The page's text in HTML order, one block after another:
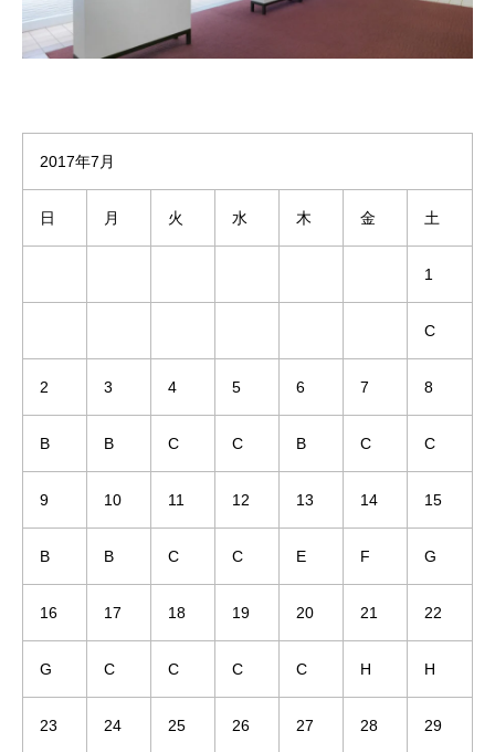
2017年7月
日 月 火 水 木 金 土
1
C
2 3 4 5 6 7 8
B B C C B C C
9 10 11 12 13 14 15
B B C C E F G
16 17 18 19 20 21 22
G C C C C H H
23 24 25 26 27 28 29